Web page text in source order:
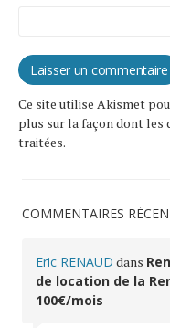
Ce site utilise Akismet
plus sur la façon dont les
traitées.
COMMENTAIRES
Eric RENAUD dans
de location de la
100€/mois